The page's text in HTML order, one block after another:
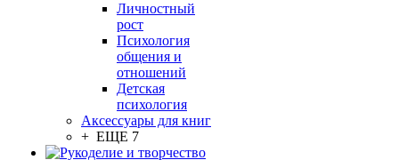
Личностный
рост
Психология
общения и
отношений
Детская
психология
Аксессуары для книг
+ ЕЩЕ 7